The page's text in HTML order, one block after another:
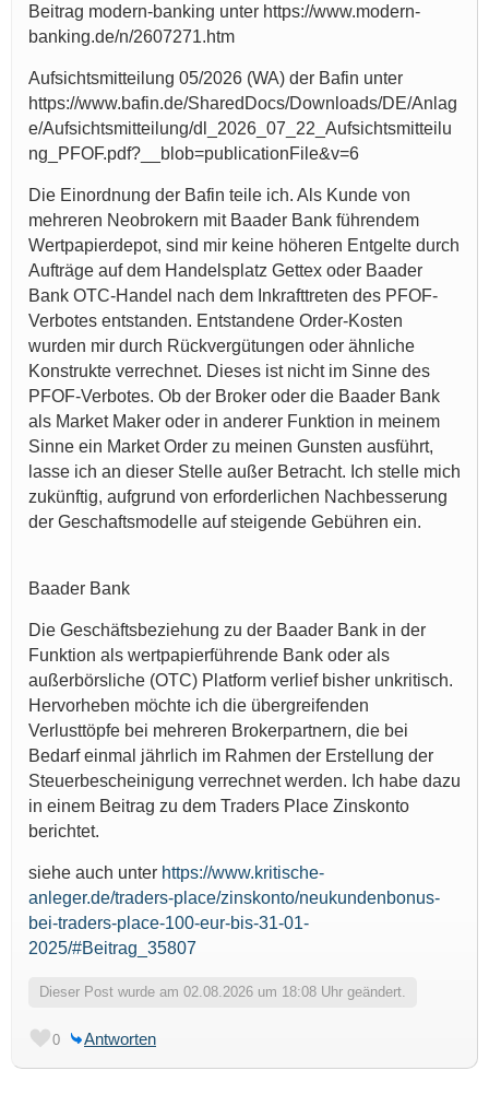
Beitrag modern-banking unter https://www.modern-
banking.de/n/2607271.htm
Aufsichtsmitteilung 05/2026 (WA) der Bafin unter
https://www.bafin.de/SharedDocs/Downloads/DE/Anlag
e/Aufsichtsmitteilung/dl_2026_07_22_Aufsichtsmitteilu
ng_PFOF.pdf?__blob=publicationFile&v=6
Die Einordnung der Bafin teile ich. Als Kunde von
mehreren Neobrokern mit Baader Bank führendem
Wertpapierdepot, sind mir keine höheren Entgelte durch
Aufträge auf dem Handelsplatz Gettex oder Baader
Bank OTC-Handel nach dem Inkrafttreten des PFOF-
Verbotes entstanden. Entstandene Order-Kosten
wurden mir durch Rückvergütungen oder ähnliche
Konstrukte verrechnet. Dieses ist nicht im Sinne des
PFOF-Verbotes. Ob der Broker oder die Baader Bank
als Market Maker oder in anderer Funktion in meinem
Sinne ein Market Order zu meinen Gunsten ausführt,
lasse ich an dieser Stelle außer Betracht. Ich stelle mich
zukünftig, aufgrund von erforderlichen Nachbesserung
der Geschaftsmodelle auf steigende Gebühren ein.
Baader Bank
Die Geschäftsbeziehung zu der Baader Bank in der
Funktion als wertpapierführende Bank oder als
außerbörsliche (OTC) Platform verlief bisher unkritisch.
Hervorheben möchte ich die übergreifenden
Verlusttöpfe bei mehreren Brokerpartnern, die bei
Bedarf einmal jährlich im Rahmen der Erstellung der
Steuerbescheinigung verrechnet werden. Ich habe dazu
in einem Beitrag zu dem Traders Place Zinskonto
berichtet.
siehe auch unter https://www.kritische-
anleger.de/traders-place/zinskonto/neukundenbonus-
bei-traders-place-100-eur-bis-31-01-
2025/#Beitrag_35807
Dieser Post wurde am 02.08.2026 um 18:08 Uhr geändert.
0 Antworten